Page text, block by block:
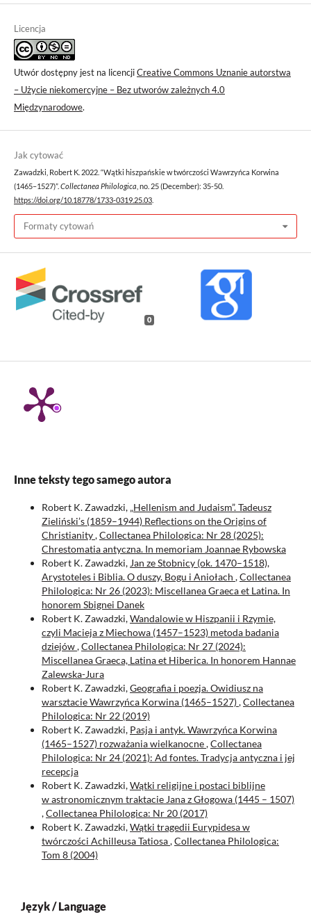
Licencja
Utwór dostępny jest na licencjiCreative Commons Uznanie autorstwa
– Użycie niekomercyjne – Bez utworów zależnych 4.0
Międzynarodowe.
Jak cytować
Zawadzki, Robert K. 2022. “Wątki hiszpańskie w twórczości Wawrzyńca Korwina
(1465–1527)”. Collectanea Philologica , no. 25 (December): 35-50.
https://doi.org/10.18778/1733-0319.25.03
Formaty cytowań
0
Inne teksty tego samego autora
Robert K. Zawadzki, „Hellenism and Judaism”. Tadeusz
Zieliński’s (1859–1944) Reflections on the Origins of
Christianity,Collectanea Philologica: Nr 28 (2025):
Chrestomatia antyczna. In memoriam Joannae Rybowska
Robert K. Zawadzki, Jan ze Stobnicy (ok. 1470–1518),
Arystoteles i Biblia. O duszy, Bogu i Aniołach ,Collectanea
Philologica: Nr 26 (2023): Miscellanea Graeca et Latina. In
honorem Sbignei Danek
Robert K. Zawadzki,Wandalowie w Hiszpanii i Rzymie,
czyli Macieja z Miechowa (1457–1523) metoda badania
dziejów,Collectanea Philologica: Nr 27 (2024):
Miscellanea Graeca, Latina et Hiberica. In honorem Hannae
Zalewska-Jura
Robert K. Zawadzki,Geografia i poezja. Owidiusz na
warsztacie Wawrzyńca Korwina (1465–1527),Collectanea
Philologica: Nr 22 (2019)
Robert K. Zawadzki, Pasja i antyk. Wawrzyńca Korwina
(1465–1527) rozważania wielkanocne,Collectanea
Philologica: Nr 24 (2021): Ad fontes. Tradycja antyczna i jej
recepcja
Robert K. Zawadzki,Wątki religijne i postaci biblijne
w astronomicznym traktacie Jana z Głogowa (1445 – 1507)
,Collectanea Philologica: Nr 20 (2017)
Robert K. Zawadzki,Wątki tragedii Eurypidesa w
twórczości Achilleusa Tatiosa,Collectanea Philologica:
Tom 8 (2004)
Język / Language